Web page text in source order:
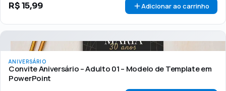
R$15,99 Adicionar ao carrinho
ANIVERSÁRIO
Convite Aniversário – Adulto 01 – Modelo de Template em
PowerPoint